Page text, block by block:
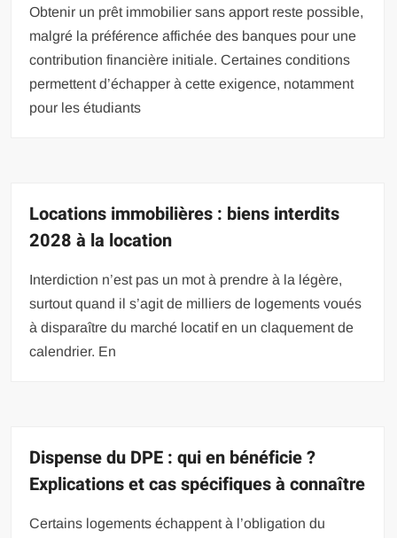
Obtenir un prêt immobilier sans apport reste possible,
malgré la préférence affichée des banques pour une
contribution financière initiale. Certaines conditions
permettent d’échapper à cette exigence, notamment
pour les étudiants
Locations immobilières : biens interdits
2028 à la location
Interdiction n’est pas un mot à prendre à la légère,
surtout quand il s’agit de milliers de logements voués
à disparaître du marché locatif en un claquement de
calendrier. En
Dispense du DPE : qui en bénéficie ?
Explications et cas spécifiques à connaître
Certains logements échappent à l’obligation du